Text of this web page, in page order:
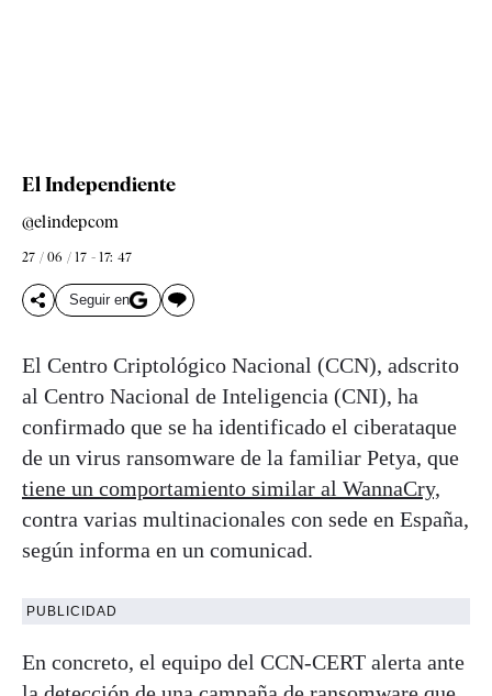
El Independiente
@elindepcom
27 / 06 / 17 - 17: 47
Seguir en
El Centro Criptológico Nacional (CCN), adscrito
al Centro Nacional de Inteligencia (CNI), ha
confirmado que se ha identificado el ciberataque
de un virus ransomware de la familiar Petya, que
tiene un comportamiento similar al WannaCry,
contra varias multinacionales con sede en España,
según informa en un comunicad.
PUBLICIDAD
En concreto, el equipo del CCN-CERT alerta ante